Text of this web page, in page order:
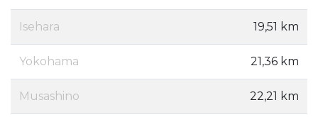
Isehara 19,51 km
Yokohama 21,36 km
Musashino 22,21 km